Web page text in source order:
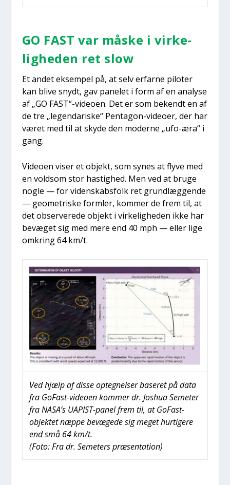
GO FAST var måske i vir­ke­
lig­he­den ret slow
Et andet eksem­pel på, at selv erfar­ne pilo­ter
kan bli­ve snydt, gav pane­let i form af en ana­ly­se
af „GO FAST“-videoen. Det er som bekendt en af
de tre „legen­da­ri­ske“ Pen­ta­gon-video­er, der har
været med til at sky­de den moder­ne „ufo-æra“ i
gang.
Video­en viser et objekt, som synes at fly­ve med
en vold­som stor hastig­hed. Men ved at bru­ge
nog­le — for viden­skabs­folk ret grund­læg­gen­de
— geo­me­tri­ske form­ler, kom­mer de frem til, at
det obser­ve­re­de objekt i vir­ke­lig­he­den ikke har
bevæ­get sig med mere end 40 mph — eller lige
omkring 64 km/t.
Ved hjælp af dis­se opteg­nel­ser base­ret på data
fra GoFast-video­en kom­mer dr. Jos­hua Seme­ter
fra NASA’s UAPIST-panel frem til, at GoFast-
objek­tet næp­pe bevæ­ge­de sig meget hur­ti­ge­re
end små 64 km/t.
(Foto: Fra dr. Seme­ters præ­sen­ta­tion)